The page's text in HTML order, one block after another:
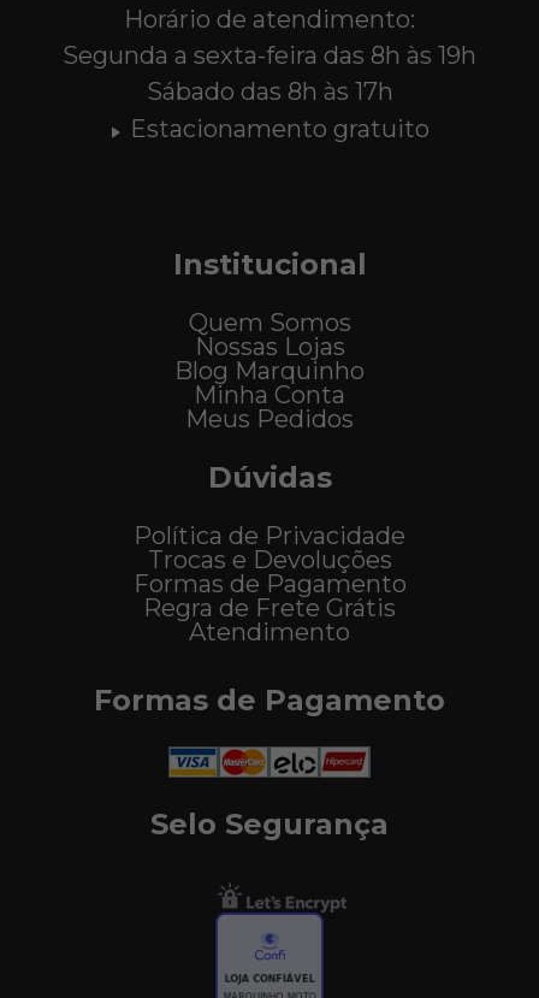
Horário de atendimento:
Segunda a sexta-feira das 8h às 19h
Sábado das 8h às 17h
Estacionamento gratuito
Institucional
Quem Somos
Nossas Lojas
Blog Marquinho
Minha Conta
Meus Pedidos
Dúvidas
Política de Privacidade
Trocas e Devoluções
Formas de Pagamento
Regra de Frete Grátis
Atendimento
Formas de Pagamento
Selo Segurança